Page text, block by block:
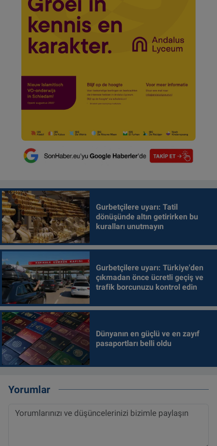
Gurbetçilere uyarı: Tatil
dönüşünde altın getirirken bu
kuralları unutmayın
Gurbetçilere uyarı: Türkiye'den
çıkmadan önce ücretli geçiş ve
trafik borcunuzu kontrol edin
Dünyanın en güçlü ve en zayıf
pasaportları belli oldu
Yorumlar